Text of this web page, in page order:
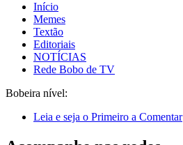
Início
Memes
Textão
Editoriais
NOTÍCIAS
Rede Bobo de TV
Bobeira nível:
Leia e seja o Primeiro a Comentar